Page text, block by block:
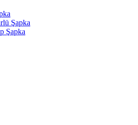
Şapka
Şapka